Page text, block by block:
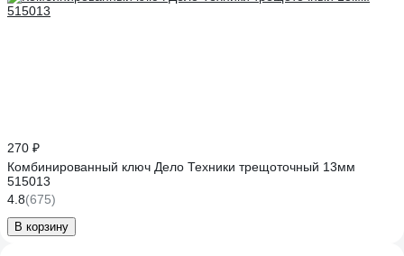
270 ₽
Комбинированный ключ Дело Техники трещоточный 13мм
515013
4.8(675)
В корзину